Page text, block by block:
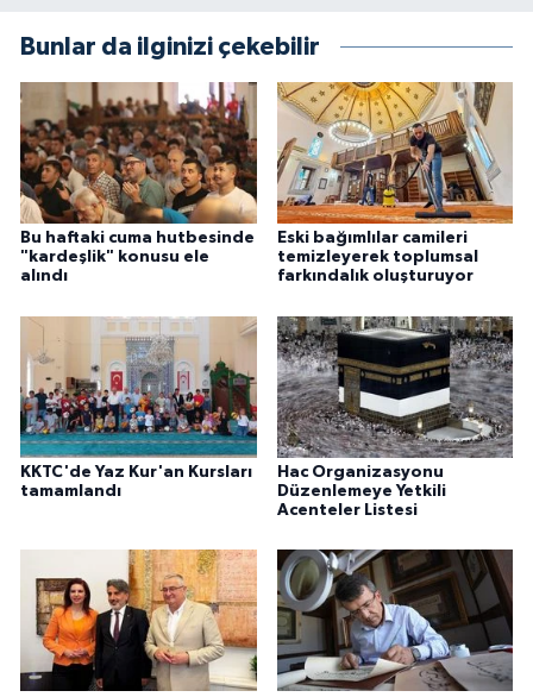
Bunlar da ilginizi çekebilir
Bu haftaki cuma hutbesinde
"kardeşlik" konusu ele
alındı
Eski bağımlılar camileri
temizleyerek toplumsal
farkındalık oluşturuyor
KKTC'de Yaz Kur'an Kursları
tamamlandı
Hac Organizasyonu
Düzenlemeye Yetkili
Acenteler Listesi